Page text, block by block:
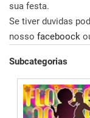
sua festa.
Se tiver duvidas
nosso faceboock
Subcategorias